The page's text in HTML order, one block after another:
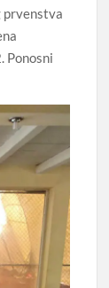
prvenstva
Ponosni